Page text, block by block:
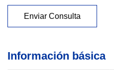
Enviar Consulta
Información básica